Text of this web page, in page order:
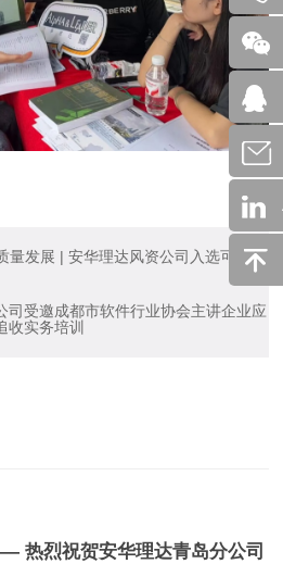
量发展 | 安华理达风资公司入选可持续
司受邀成都市软件行业协会主讲企业应
收实务培训
热烈祝贺安华理达青岛分公司